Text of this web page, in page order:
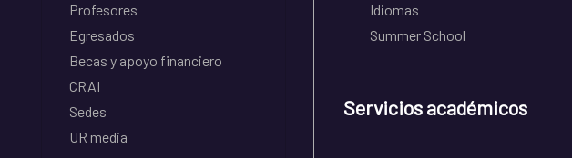
Profesores
Egresados
Becas y apoyo financiero
CRAI
Sedes
UR media
Idiomas
Summer School
Servicios académicos